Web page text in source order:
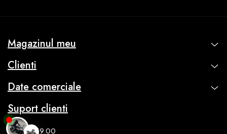
Magazinul meu
Clienti
Date comerciale
Suport clienti
10.00 - 19.00